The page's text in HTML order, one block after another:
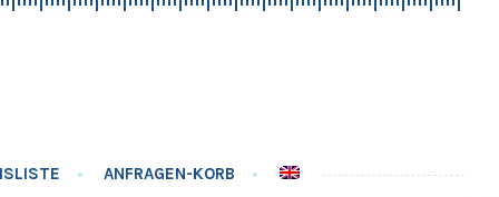
ANFRAGEN-KORB